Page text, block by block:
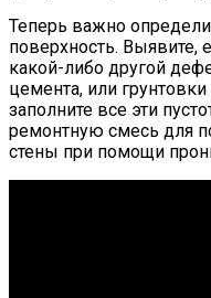
Теперь важно
поверхность. Выявите,
какой-либо другой
цемента, или
заполните все эти
ремонтную смесь для
стены при помощи